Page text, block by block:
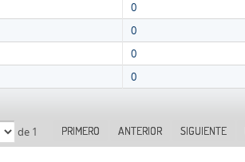
0
0
0
0
de 1 PRIMERO ANTERIOR SIGUIENTE